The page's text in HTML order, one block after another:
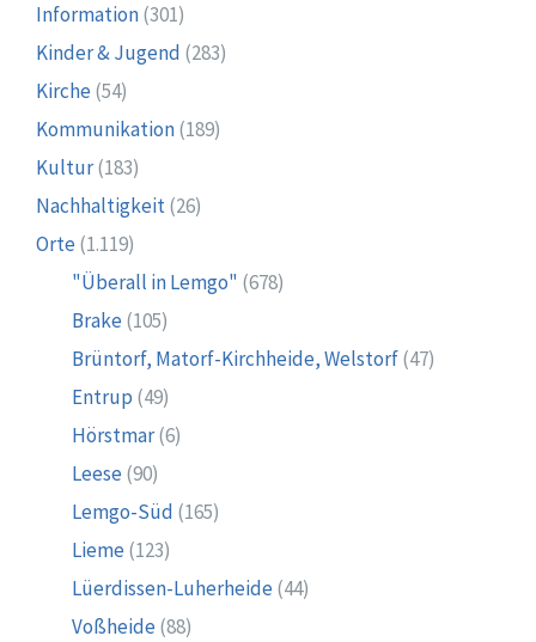
Information(301)
Kinder & Jugend (283)
Kirche (54)
Kommunikation(189)
Kultur(183)
Nachhaltigkeit(26)
Orte (1.119)
"Überall in Lemgo" (678)
Brake (105)
Brüntorf, Matorf-Kirchheide, Welstorf(47)
Entrup (49)
Hörstmar(6)
Leese (90)
Lemgo-Süd (165)
Lieme (123)
Lüerdissen-Luherheide (44)
Voßheide (88)